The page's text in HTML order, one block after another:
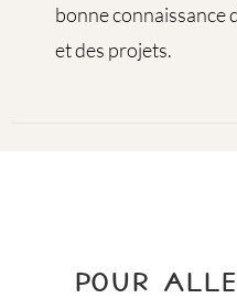
bonne connaissance
et des projets.
POUR